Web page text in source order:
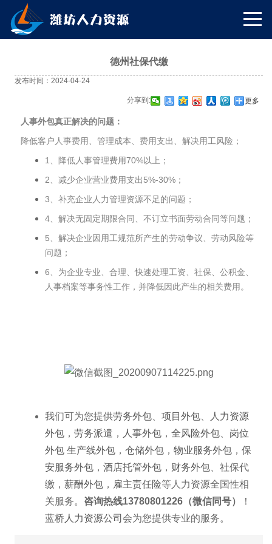
德州社保代缴
发布时间：2024-04-24
分享到: 更多
人事外包真正解决的问题：
降低客户人事费用、管理成本、费用支出、解决用工风险；
1、降低人事管理费用70%以上；
2、减少企业营业费用支出5%-30%；
3、补充企业人力管理资源不足的问题；
4、解决无固定期限合同、不订立书面劳动合同等问题；
5、解决企业因用工规范所产生的劳动争议、劳动风险等
问题；
6、为企业专业、合理、快速处理工资、社保、公积金、
人事档案等事务性工作，并降低因此产生的相关费用。
我们可为您提供劳务外包 项目外包
人力资源
外包 ， 劳务派遣 ， 人事外包 ， 全风险外包
岗位
外包 生产线外包 ， 仓储外包 ， 物业服务外包 ， 保
安服务外包 ， 酒店托管外包 ， 财务外包
社保代
缴 ， 薪酬外包 ， 雇主责任险等人力资源全国性相
关服务。 咨询热线13780801226（微信同号）
！
蓝桥 人力资源公司 会为您提供专业的服务。